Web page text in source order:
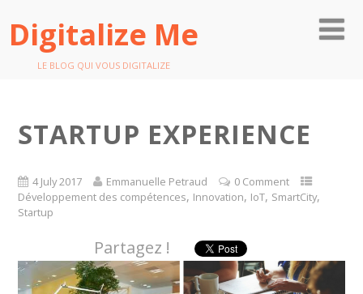
Digitalize Me
LE BLOG QUI VOUS DIGITALIZE
STARTUP EXPERIENCE
4 July 2017 Emmanuelle Petraud
0 Comment
Développement des compétences, Innovation, IoT, SmartCity,
Startup
Partagez !